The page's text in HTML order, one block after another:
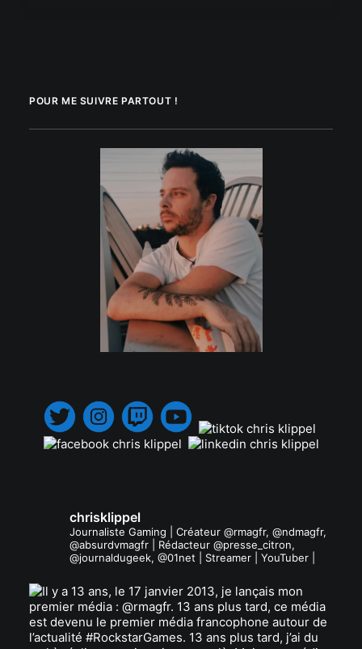
POUR ME SUIVRE PARTOUT !
chrisklippel
Journaliste Gaming | Créateur @rmagfr, @ndmagfr,
@absurdvmagfr | Rédacteur @presse_citron,
@journaldugeek, @01net | Streamer | YouTuber |